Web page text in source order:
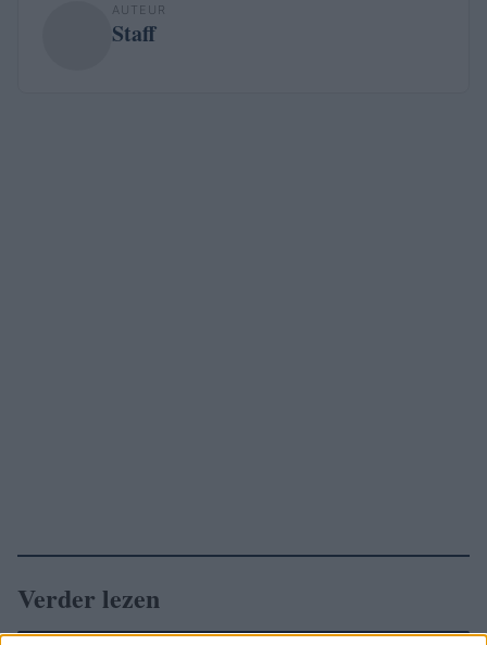
AUTEUR
Staff
Verder lezen